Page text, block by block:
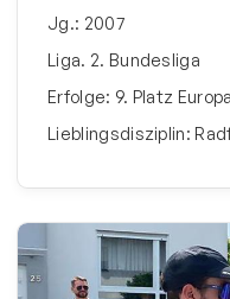
Jg.: 2007
Liga. 2. Bundesliga
Erfolge: 9. Platz
Lieblingsdisziplin: